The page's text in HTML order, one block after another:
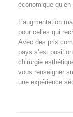
économique
L’augmentation
pour celles qui
Avec des prix
pays s’est
chirurgie
vous renseigner
une expérience